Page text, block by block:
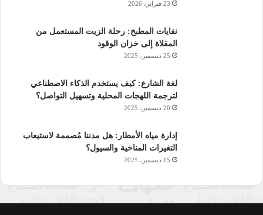
23 فبراير، 2026
نفايات المطبخ: رحلة الزيت المستعمل من
المقلاة إلى خزان الوقود
25 ديسمبر، 2025
لغة الشارع: كيف يستخدم الذكاء الاصطناعي
لترجمة اللهجات المحلية وتسهيل التواصل؟
20 ديسمبر، 2025
إدارة مياه الأمطار: هل مدننا مُصممة لاستيعاب
التغيرات المناخية والسيول؟
15 ديسمبر، 2025